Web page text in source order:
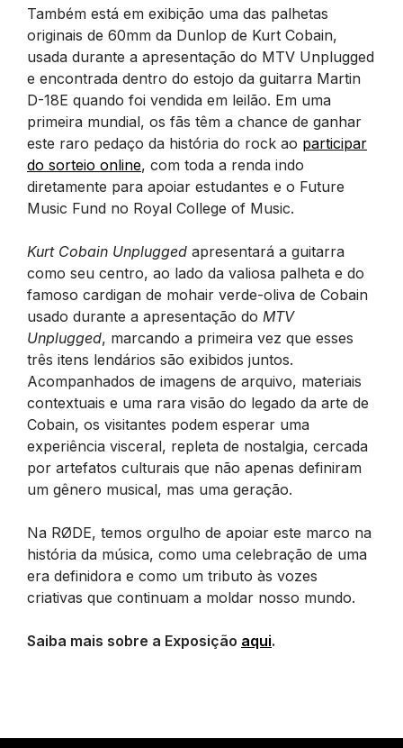
Também está em exibição uma das palhetas
originais de 60mm da Dunlop de Kurt Cobain,
usada durante a apresentação do MTV Unplugged
e encontrada dentro do estojo da guitarra Martin
D-18E quando foi vendida em leilão. Em uma
primeira mundial, os fãs têm a chance de ganhar
este raro pedaço da história do rock ao participar
do sorteio online, com toda a renda indo
diretamente para apoiar estudantes e o Future
Music Fund no Royal College of Music.
Kurt Cobain Unplugged apresentará a guitarra
como seu centro, ao lado da valiosa palheta e do
famoso cardigan de mohair verde-oliva de Cobain
usado durante a apresentação do MTV
Unplugged, marcando a primeira vez que esses
três itens lendários são exibidos juntos.
Acompanhados de imagens de arquivo, materiais
contextuais e uma rara visão do legado da arte de
Cobain, os visitantes podem esperar uma
experiência visceral, repleta de nostalgia, cercada
por artefatos culturais que não apenas definiram
um gênero musical, mas uma geração.
Na RØDE, temos orgulho de apoiar este marco na
história da música, como uma celebração de uma
era definidora e como um tributo às vozes
criativas que continuam a moldar nosso mundo.
Saiba mais sobre a Exposição aqui.